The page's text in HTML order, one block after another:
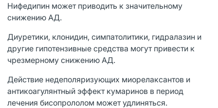
Нифедипин может приводить к значительному
снижению АД.
Диуретики, клонидин, симпатолитики, гидралазин и
другие гипотензивные средства могут привести к
чрезмерному снижению АД.
Действие недеполяризующих миорелаксантов и
антикоагулянтный эффект кумаринов в период
лечения бисопрололом может удлиняться.